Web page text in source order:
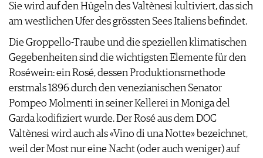
PRESSE
IMPRESSUM
AGB & DATENSCHUTZ
FAQ
Sie wird auf den Hügeln des Valtènesi kultiviert, das sich
am westlichen Ufer des grössten Sees Italiens befindet.
Die Groppello-Traube und die speziellen klimatischen
Gegebenheiten sind die wichtigsten Elemente für den
Roséwein: ein Rosé, dessen Produktionsmethode
erstmals 1896 durch den venezianischen Senator
Pompeo Molmenti in seiner Kellerei in Moniga del
Garda kodifiziert wurde. Der Rosé aus dem DOC
Valtènesi wird auch als «Vino di una Notte» bezeichnet,
weil der Most nur eine Nacht (oder auch weniger) auf